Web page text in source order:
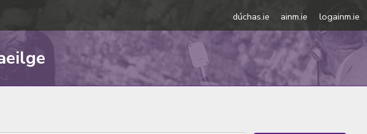
dúchas.ie ainm.ie logainm.ie